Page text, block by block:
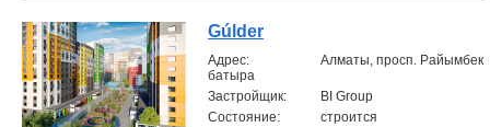
Gúlder
Aдрес:
Алматы, просп. Райымбек
батыра
Застройщик:
BI Group
Состояние:
строится